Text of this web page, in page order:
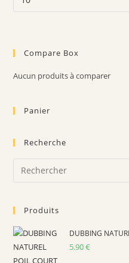
max
Compare Box
Aucun produits à comparer
Panier
Recherche
Produits
DUBBING
5.90€